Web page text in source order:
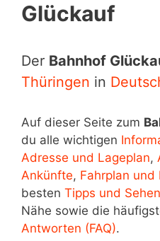
Glückauf
Der Bahnhof
Thüringen in
Auf dieser Seite zum
du alle wichtigen
Adresse und Lageplan,
Ankünfte, Fahrplan und
besten Tipps und
Nähe sowie die
Antworten (FAQ).